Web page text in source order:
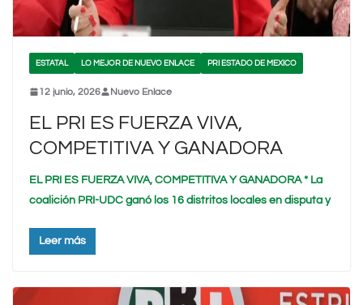
ESTATAL LO MEJOR DE NUEVO ENLACE PRI ESTADO DE MEXICO
12 junio, 2026 Nuevo Enlace
EL PRI ES FUERZA VIVA,
COMPETITIVA Y GANADORA
EL PRI ES FUERZA VIVA, COMPETITIVA Y GANADORA * La
coalición PRI-UDC ganó los 16 distritos locales en disputa y
Leer más